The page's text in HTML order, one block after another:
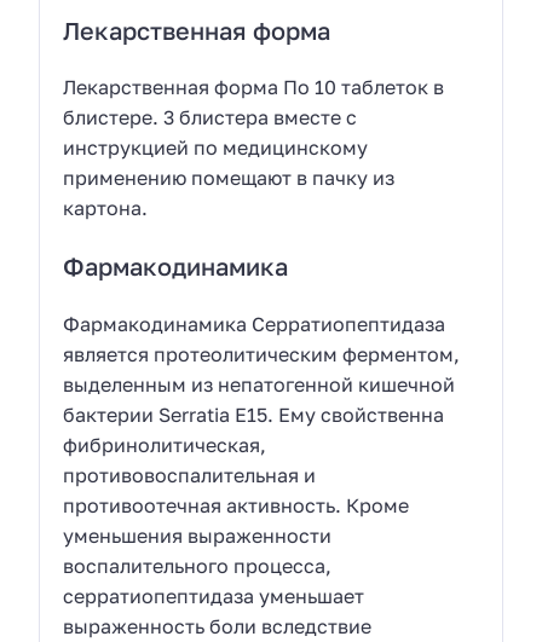
Лекарственная форма
Лекарственная форма По 10 таблеток в
блистере. 3 блистера вместе с
инструкцией по медицинскому
применению помещают в пачку из
картона.
Фармакодинамика
Фармакодинамика Серратиопептидаза
является протеолитическим ферментом,
выделенным из непатогенной кишечной
бактерии Serratia E15. Ему свойственна
фибринолитическая,
противовоспалительная и
противоотечная активность. Кроме
уменьшения выраженности
воспалительного процесса,
серратиопептидаза уменьшает
выраженность боли вследствие